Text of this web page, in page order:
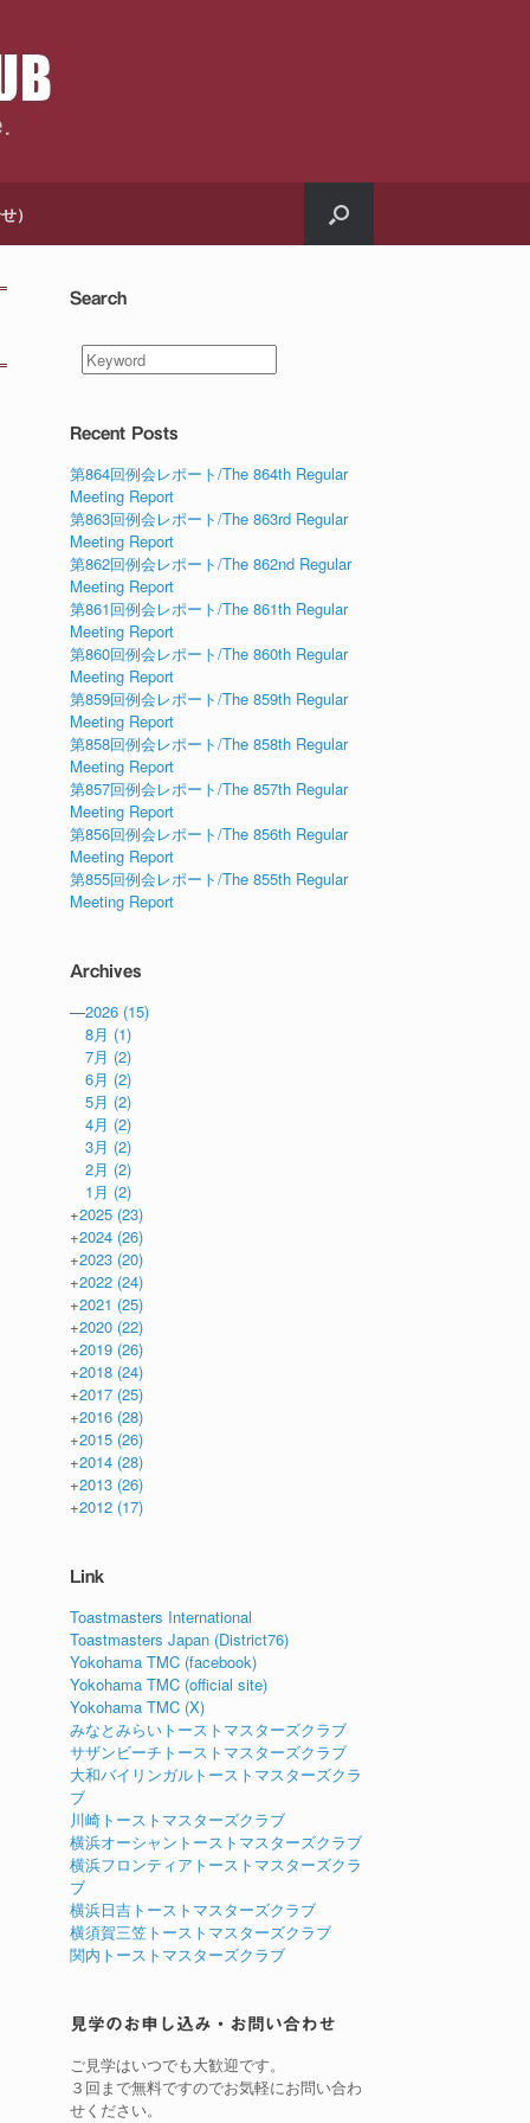
）
Search
Recent Posts
第864回例会レポート/The 864th Regular
Meeting Report
第863回例会レポート/The 863rd Regular
Meeting Report
第862回例会レポート/The 862nd Regular
Meeting Report
第861回例会レポート/The 861th Regular
Meeting Report
第860回例会レポート/The 860th Regular
Meeting Report
第859回例会レポート/The 859th Regular
Meeting Report
第858回例会レポート/The 858th Regular
Meeting Report
第857回例会レポート/The 857th Regular
Meeting Report
第856回例会レポート/The 856th Regular
Meeting Report
第855回例会レポート/The 855th Regular
Meeting Report
Archives
—2026 (15)
8月 (1)
7月 (2)
6月 (2)
5月 (2)
4月 (2)
3月 (2)
2月 (2)
1月 (2)
+2025 (23)
+2024 (26)
+2023 (20)
+2022 (24)
+2021 (25)
+2020 (22)
+2019 (26)
+2018 (24)
+2017 (25)
+2016 (28)
+2015 (26)
+2014 (28)
+2013 (26)
+2012 (17)
Link
Toastmasters International
Toastmasters Japan (District76)
Yokohama TMC (facebook)
Yokohama TMC (official site)
Yokohama TMC (X)
みなとみらいトーストマスターズクラブ
サザンビーチトーストマスターズクラブ
大和バイリンガルトーストマスターズクラ
ブ
川崎トーストマスターズクラブ
横浜オーシャントーストマスターズクラブ
横浜フロンティアトーストマスターズクラ
ブ
横浜日吉トーストマスターズクラブ
横須賀三笠トーストマスターズクラブ
関内トーストマスターズクラブ
見学のお申し込み・お問い合わせ
ご見学はいつでも大歓迎です。
３回まで無料ですのでお気軽にお問い合わ
せください。